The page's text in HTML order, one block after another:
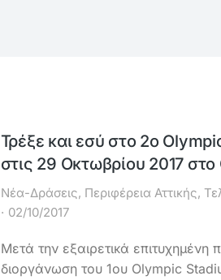
Τρέξε και εσύ στο 2ο
στις 29 Οκτωβρίου 2017
Νέα-Δράσεις, Περιφέρεια Αττικής,
02/10/2017
Μετά την εξαιρετικά επιτυχημένη
διοργάνωση του 1ου Olympic